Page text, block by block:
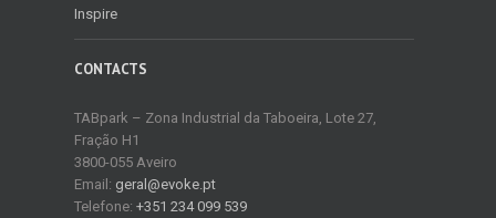
Inspire
CONTACTS
TABpark – Zona Industrial da Taboeira, Lote 27,
Fração H1
3800-055 Aveiro
Email: geral@evoke.pt
Telefone:+351 234 099 539